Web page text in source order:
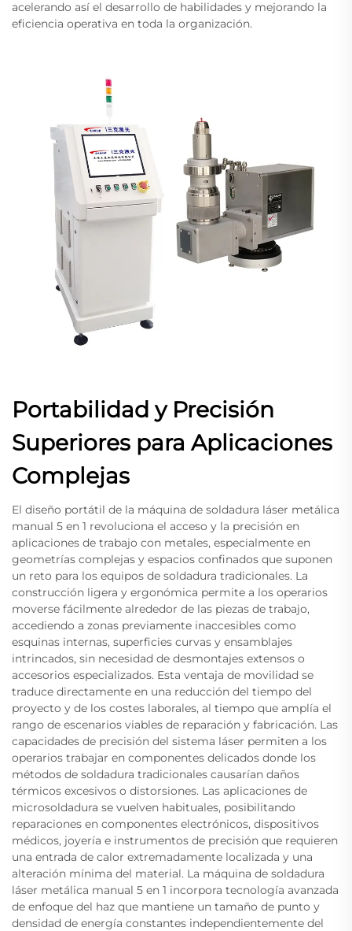
acelerando así el desarrollo de habilidades y mejorando la
eficiencia operativa en toda la organización.
Portabilidad y Precisión
Superiores para Aplicaciones
Complejas
El diseño portátil de la máquina de soldadura láser metálica
manual 5 en 1 revoluciona el acceso y la precisión en
aplicaciones de trabajo con metales, especialmente en
geometrías complejas y espacios confinados que suponen
un reto para los equipos de soldadura tradicionales. La
construcción ligera y ergonómica permite a los operarios
moverse fácilmente alrededor de las piezas de trabajo,
accediendo a zonas previamente inaccesibles como
esquinas internas, superficies curvas y ensamblajes
intrincados, sin necesidad de desmontajes extensos o
accesorios especializados. Esta ventaja de movilidad se
traduce directamente en una reducción del tiempo del
proyecto y de los costes laborales, al tiempo que amplía el
rango de escenarios viables de reparación y fabricación. Las
capacidades de precisión del sistema láser permiten a los
operarios trabajar en componentes delicados donde los
métodos de soldadura tradicionales causarían daños
térmicos excesivos o distorsiones. Las aplicaciones de
microsoldadura se vuelven habituales, posibilitando
reparaciones en componentes electrónicos, dispositivos
médicos, joyería e instrumentos de precisión que requieren
una entrada de calor extremadamente localizada y una
alteración mínima del material. La máquina de soldadura
láser metálica manual 5 en 1 incorpora tecnología avanzada
de enfoque del haz que mantiene un tamaño de punto y
densidad de energía constantes independientemente del